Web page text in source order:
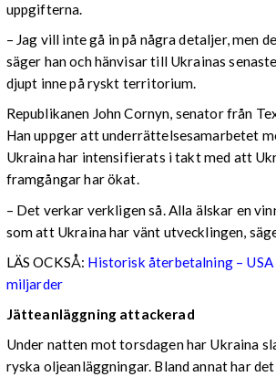
uppgifterna.
– Jag vill inte gå in på några detaljer, men
säger han och hänvisar till Ukrainas
djupt inne på ryskt territorium.
Republikanen John Cornyn, senator från
Han uppger att underrättelsesamarbetet
Ukraina har intensifierats i takt med att
framgångar har ökat.
– Det verkar verkligen så. Alla älskar en
som att Ukraina har vänt utvecklingen,
LÄS OCKSÅ: Historisk återbetalning –
miljarder
Jätteanläggning attackerad
Under natten mot torsdagen har Ukraina
ryska oljeanläggningar. Bland annat har